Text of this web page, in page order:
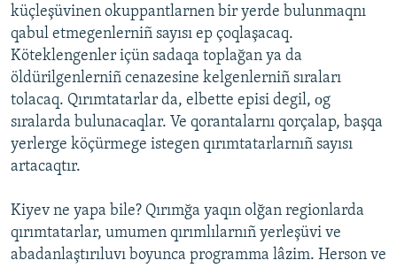
küçleşüvinen okuppantlarnen bir yerde bulunmaqnı
qabul etmegenlerniñ sayısı ep çoqlaşacaq.
Köteklengenler içün sadaqa toplağan ya da
öldürilgenlerniñ cenazesine kelgenlerniñ sıraları
tolacaq. Qırımtatarlar da, elbette episi degil, оg
sıralarda bulunaсаqlar. Ve qorantalarnı qorçalap, başqa
yerlerge köçürmege istegen qırımtatarlarnıñ sayısı
artacaqtır.
Kiyev ne yapa bile? Qırımğa yaqın olğan regionlarda
qırımtatarlar, umumen qırımlılarnıñ yerleşüvi ve
abadanlaştırıluvı boyunca programma lâzim. Herson ve